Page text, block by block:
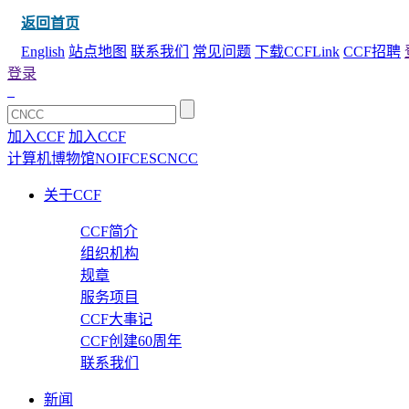
返回首页
English 站点地图 联系我们 常见问题 下载CCFLink CCF招聘
登录
加入CCF 加入CCF
计算机博物馆NOIFCESCNCC
关于CCF
CCF简介
组织机构
规章
服务项目
CCF大事记
CCF创建60周年
联系我们
新闻